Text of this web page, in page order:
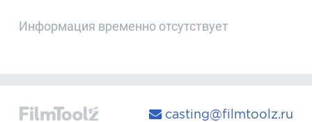
Информация временно отсутствует
casting@filmtoolz.ru